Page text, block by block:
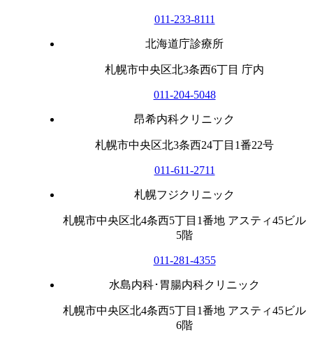
011-233-8111
北海道庁診療所
札幌市中央区北3条西6丁目 庁内
011-204-5048
昂希内科クリニック
札幌市中央区北3条西24丁目1番22号
011-611-2711
札幌フジクリニック
札幌市中央区北4条西5丁目1番地 アスティ45ビル
5階
011-281-4355
水島内科･胃腸内科クリニック
札幌市中央区北4条西5丁目1番地 アスティ45ビル
6階